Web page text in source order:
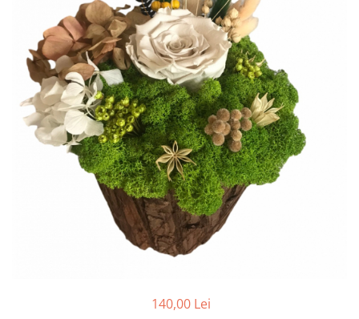
Tablou licheni pentru Barbati
Tablouri 40/30
Tablouri cu licheni pe canvas
Tablouri cu licheni pentru Nasi si
Fini
Tablouri fluturi
140,00 Lei